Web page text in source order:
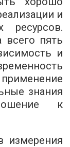
и
ресурсов.
всего пять
и
знания
к
измерения